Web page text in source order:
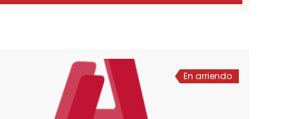
En arriendo